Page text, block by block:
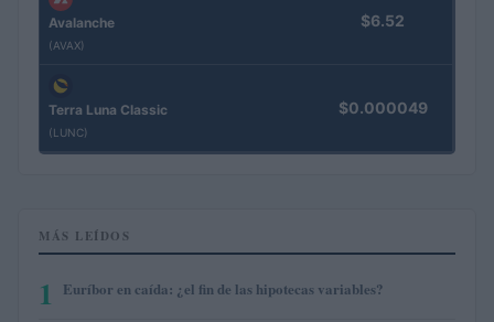
Avalanche
(AVAX)
$6.52
Terra Luna Classic
(LUNC)
$0.000049
MÁS LEÍDOS
1 Euríbor en caída: ¿el fin de las hipotecas variables?